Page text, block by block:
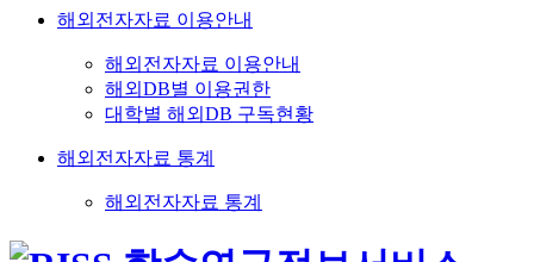
해외전자자료 이용안내
해외전자자료 이용안내
해외DB별 이용권한
대학별 해외DB 구독현황
해외전자자료 통계
해외전자자료 통계